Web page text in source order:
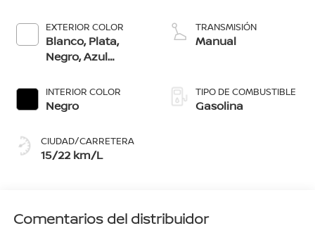
EXTERIOR COLOR
Blanco, Plata,
Negro, Azul
MetãLico
INTERIOR COLOR
Negro
CIUDAD/CARRETERA
15/22 km/L
TRANSMISIÓN
Manual
TIPO DE COMBUSTIBLE
Gasolina
Comentarios del distribuidor